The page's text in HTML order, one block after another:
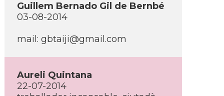
Guillem Bernado Gil de Bernbé
03-08-2014
mail: gbtaiji@gmail.com
Aureli Quintana
22-07-2014